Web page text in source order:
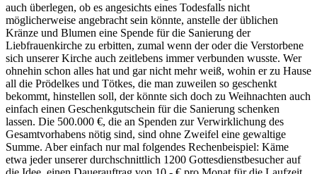
auch überlegen, ob es angesichts eines Todesfalls nicht
möglicherweise angebracht sein könnte, anstelle der üblichen
Kränze und Blumen eine Spende für die Sanierung der
Liebfrauenkirche zu erbitten, zumal wenn der oder die Verstorbene
sich unserer Kirche auch zeitlebens immer verbunden wusste. Wer
ohnehin schon alles hat und gar nicht mehr weiß, wohin er zu Hause
all die Prödelkes und Tötkes, die man zuweilen so geschenkt
bekommt, hinstellen soll, der könnte sich doch zu Weihnachten auch
einfach einen Geschenkgutschein für die Sanierung schenken
lassen. Die 500.000 €, die an Spenden zur Verwirklichung des
Gesamtvorhabens nötig sind, sind ohne Zweifel eine gewaltige
Summe. Aber einfach nur mal folgendes Rechenbeispiel: Käme
etwa jeder unserer durchschnittlich 1200 Gottesdienstbesucher auf